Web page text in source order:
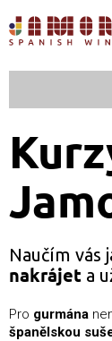
na
obsah
Naučím vás
nakrájet a
Pro gurmána
španělskou